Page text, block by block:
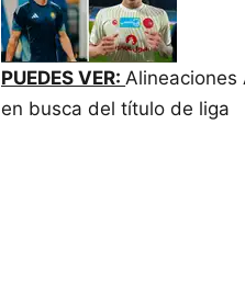
PUEDES VER: Alineaciones
en busca del título de liga